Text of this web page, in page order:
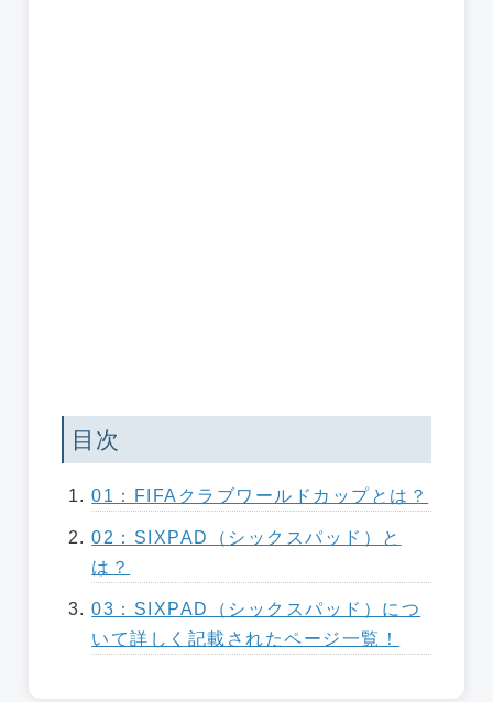
目次
01：FIFAクラブワールドカップとは？
02：SIXPAD（シックスパッド）と
は？
03：SIXPAD（シックスパッド）につ
いて詳しく記載されたページ一覧！